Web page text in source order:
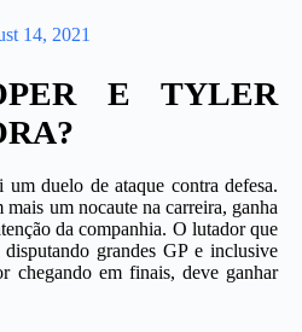
14, 2021
E TYLER
duelo de ataque contra defesa.
um nocaute na carreira, ganha
da companhia. O lutador que
grandes GP e inclusive
chegando em finais, deve ganhar